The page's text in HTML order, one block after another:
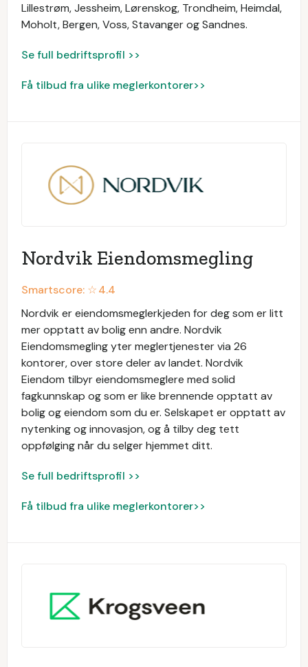
Lillestrøm, Jessheim, Lørenskog, Trondheim, Heimdal,
Moholt, Bergen, Voss, Stavanger og Sandnes.
Se full bedriftsprofil >>
Få tilbud fra ulike meglerkontorer>>
Nordvik Eiendomsmegling
Smartscore: ☆4.4
Nordvik er eiendomsmeglerkjeden for deg som er litt
mer opptatt av bolig enn andre. Nordvik
Eiendomsmegling yter meglertjenester via 26
kontorer, over store deler av landet. Nordvik
Eiendom tilbyr eiendomsmeglere med solid
fagkunnskap og som er like brennende opptatt av
bolig og eiendom som du er. Selskapet er opptatt av
nytenking og innovasjon, og å tilby deg tett
oppfølging når du selger hjemmet ditt.
Se full bedriftsprofil >>
Få tilbud fra ulike meglerkontorer>>